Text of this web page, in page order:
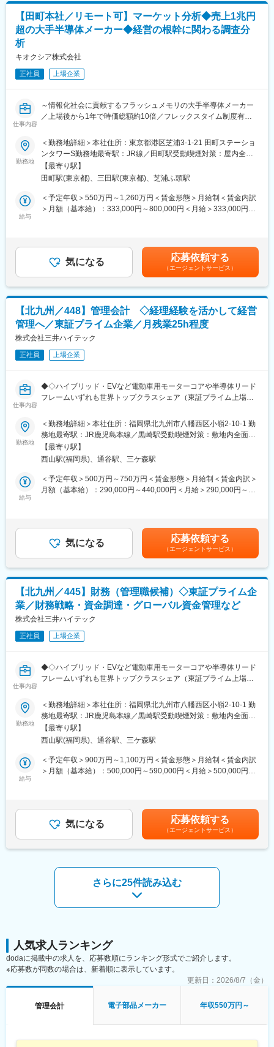
近でも7期連続で黒字を達成。売上・利益率ともに堅調に推移して
おります。売上構造は自動車関連が7割(自動車業界は各案件とも
数年先までプロジェクトが継続するのが通例)で、景気変動の影響
を受けにくい収益構造が特徴です。50件を超える特許取得に象徴
して確固たる地位を築いています。
変更の範囲：会社の定める業務
◇事業計画・中期計画策定,管理遂行
◇事業分析
◇経営モニタリングなど
入社後は候補者様のご経験と希望に応じて徐々に業務をアサイン
■組織構成：
経営管理部は財務会計業務を担当する経理チームと管理会計・企
今回は企画チームの募集となります。企画チームは４名（40代1
名、30代2名、20代1名。兼務40代１名）で、性４名、女性１名と
なります。経営管理部としては部長１名（50代男性）、経理チー
ム7名の合計12名となります。
■やりがい：
社長直下の部署である経営管理部にて、経営層と非常に近い立場
ます。また、経営管理の進め方、考え方は、事業構造、企業文化
などによって様々で、何が正解かわからないが故に、仕事の難し
さと同時にやりがいを感じることができます。
■身につくスキル・経験・キャリアパス：
ニデックコンポーネンツ流の「先行収益管理」手法、標準原価計
算を軸をしたPSI管理の実践を通して、メーカー経営管理としての
経験、スキルアップを図ることが期待できます。また3~5年かけ
てチームリーダー候補となっていただくことを期待しています。
変更の範囲：会社の定める業務
【田町本社／リモート可】マーケット分析◆売上1兆円
超の大手半導体メーカー◆経営の根幹に関わる調査分
析
キオクシア株式会社
正社員 上場企業
仕事内容
～情報化社会に貢献するフラッシュメモリの大手半導体メーカー
／上場後から1年で時価総額約10倍／フレックスタイム制度有／
【採用背景】
電子機器で半導体メモリは必要不可欠でもはやインフラとして生
活を支えています。半導体メモリ事業は巨額な投資を継続してい
く中で、競合と激しい競争をし続けていく事業です。日々刻々変
化を続ける環境下で、正しい技術の選択、正しい時期の投資判断
が求められます。競合と競争する上で、会社事業の方向性が正し
いか、会社ポジションを正しくするために会社へインサイトを供
りました。 会社の未来を左右する重要なミッションに、共に挑ん
でいただける方を募集しております。
て、多面的に分析し会社ポジションを把握するためのサポートを
します。公開情報の大半は英語で日本語にまとめ社内で報告しま
す。
（2）アナリスト・調査会社レポートのデータ分析
メモリ価格、技術、投資など多面的に業界データを解析すること
体メモリに特化した専門的な内容は会社業務を通じてトレーニン
グをいたしますので、習得度に合わせて高度な分析やインサイト
（3）メモリ供給量のモデリング
メモリ供給量のシミュレーションをして、需給バランスと在庫の
推移をモニターします。自らアナリストになって頂いて、事業会
経験を積み重ねた後の業務として想定しています。
は、世界を舞台に活躍するアナリストと同等の、鋭い洞察力と予
測精度を備えたスペシャリストです。 技術・競合・市場が複雑に
絡み合うこの分野で磨かれるインサイト供給能力は、将来的に事
業戦略の根幹を支えるプロフェッショナルとして、唯一無二のキ
ャリア形成が可能です。
変更の範囲：会社の定める業務
勤務地
＜勤務地詳細＞本社住所：東京都港区芝浦3-1-21 田町ステーショ
ンタワーS勤務地最寄駅：JR線／田町駅受動喫煙対策：屋内全面
禁煙変更の範囲：会社の定める事業所（リモートワーク含む）
【最寄り駅】
田町駅(東京都)、三田駅(東京都)、芝浦ふ頭駅
給与
＜予定年収＞550万円～1,260万円＜賃金形態＞月給制＜賃金内訳
＞月額（基本給）：333,000円～800,000円＜月給＞333,000円～
種手当には、住宅費補助、家賃補助、（次世代育成手当）、20時
間/月相当の時間外勤務手当含む。賃金はあくまでも目安の金額で
あり、選考を通じて上下する可能性があります。月給(月額)は固定
手当を含めた表記です。
気になる 応募依頼する
（エージェントサービス）
【北九州／448】管理会計 ◇経理経験を活かして経営
管理へ／東証プライム企業／月残業25h程度
株式会社三井ハイテック
正社員 上場企業
仕事内容
◆◇ハイブリッド・EVなど電動車用モーターコアや半導体リード
フレームいずれも世界トップクラスシェア（東証プライム上場）
／家族手当・退職金制度など福利厚生充実（役職定年無し）◇◆
■採用の背景
事業拡大に伴い、グローバル経営基盤の強化を進めています。稼
ぐ力向上に向けた社内教育や規程・ルールの見直し、ERP刷新プ
ロジェクトを進行中で、これらを加速いただく中核メンバーとし
て管理会計担当を増員することになりました。
業部門への経理サポート、ERP刷新プロジェクトへの参画を通じ
て「稼ぐ力」の向上に貢献いただきます。ご経験・適性に応じ、
以下を単独または組み合わせて担当いただきます。
■具体的な業務内容：
・SAPや連結システム等を用いた、連結および事業部門／グルー
・事業部門の業績管理・経理処理サポート
‐ 標準原価等の設定、各種会計処理の相談対応
・ERP刷新プロジェクトへの参画
‐ 経理ユーザー部門として全社プロジェクトに参加
■期待する役割／ミッション：
他社・他業界での経験も生かし、当社の「稼ぐ力」を高める管理
会計機能のレベルアップに取り組んでいただきます。まずは管理
後、連結決算・開示・税務など財務会計領域にもキャリアを広げ
ていくことを想定しています。将来的には、経営企画や海外グル
経理部は13名で、制度会計グループ5名、管理会計グループ7名の
2グループ構成です。管理会計グループは男性3名・女性4名で、
20代半ば～40代後半まで幅広い年齢層・バックグラウンドのメン
変更の範囲：会社の定める業務
勤務地
＜勤務地詳細＞本社住所：福岡県北九州市八幡西区小嶺2-10-1 勤
務地最寄駅：JR鹿児島本線／黒崎駅受動喫煙対策：敷地内全面禁
煙変更の範囲：会社の定める事業所
【最寄り駅】
西山駅(福岡県)、通谷駅、三ケ森駅
給与
＜予定年収＞500万円～750万円＜賃金形態＞月給制＜賃金内訳＞
月額（基本給）：290,000円～440,000円＜月給＞290,000円～
金額であり、選考を通じて上下する可能性があります。月給(月額)
は固定手当を含めた表記です。
気になる 応募依頼する
（エージェントサービス）
【北九州／445】財務（管理職候補）◇東証プライム企
業／財務戦略・資金調達・グローバル資金管理など
株式会社三井ハイテック
正社員 上場企業
仕事内容
◆◇ハイブリッド・EVなど電動車用モーターコアや半導体リード
フレームいずれも世界トップクラスシェア（東証プライム上場）
■業務内容：
プライム市場上場企業のコーポレート財務部において、財務戦
略・資本政策を中心に、グループ資金管理や資金調達（直接・間
接）、日々の資金繰りなど財務オペレーションの効率化を推進し
つつ、若手中心の財務グループをマネジメントいただくグループ
長候補ポジションです。事業拡大を支える強固な財務基盤構築に
向け、経営に近い立場でダイナミックな財務戦略立案・実行を担
■採用の背景
現財務グループ長を要職へ配置転換したことから、その後任とし
て責任者を募集することになりました。既存メンバーに加え、他
えています。
・財務グループのマネジメント業務（組織運営、人材育成、業務
融検討、配当方針立案
・連結資金管理：グローバル資金の一元管理・高度化、為替ヘッ
ジ対応
・財務オペレーション：日常の資金繰り、入出金等のオペレーシ
ョン管理
■組織体制：
で、20代半ば～30代前半を中心とした若手が主体の構成です。今
勤務地
＜勤務地詳細＞本社住所：福岡県北九州市八幡西区小嶺2-10-1 勤
務地最寄駅：JR鹿児島本線／黒崎駅受動喫煙対策：敷地内全面禁
煙変更の範囲：会社の定める事業所
【最寄り駅】
西山駅(福岡県)、通谷駅、三ケ森駅
給与
＜予定年収＞900万円～1,100万円＜賃金形態＞月給制＜賃金内訳
＞月額（基本給）：500,000円～590,000円＜月給＞500,000円～
金額であり、選考を通じて上下する可能性があります。月給(月額)
は固定手当を含めた表記です。
気になる 応募依頼する
（エージェントサービス）
さらに25件読み込む
人気求人ランキング
dodaに掲載中の求人を、応募数順にランキング形式でご紹介します。
※応募数が同数の場合は、新着順に表示しています。
更新日： 2026/8/7（金）
管理会計 電子部品メーカー 年収550万円～